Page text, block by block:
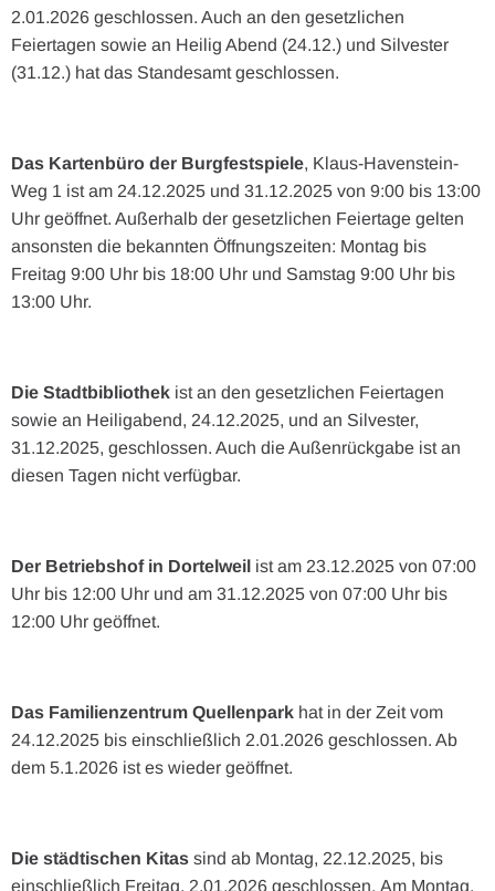
2.01.2026 geschlossen. Auch an den gesetzlichen
Feiertagen sowie an Heilig Abend (24.12.) und Silvester
(31.12.) hat das Standesamt geschlossen.
Das Kartenbüro der Burgfestspiele, Klaus-Havenstein-
Weg 1 ist am 24.12.2025 und 31.12.2025 von 9:00 bis 13:00
Uhr geöffnet. Außerhalb der gesetzlichen Feiertage gelten
ansonsten die bekannten Öffnungszeiten: Montag bis
Freitag 9:00 Uhr bis 18:00 Uhr und Samstag 9:00 Uhr bis
13:00 Uhr.
Die Stadtbibliothek ist an den gesetzlichen Feiertagen
sowie an Heiligabend, 24.12.2025, und an Silvester,
31.12.2025, geschlossen. Auch die Außenrückgabe ist an
diesen Tagen nicht verfügbar.
Der Betriebshof in Dortelweil ist am 23.12.2025 von 07:00
Uhr bis 12:00 Uhr und am 31.12.2025 von 07:00 Uhr bis
12:00 Uhr geöffnet.
Das Familienzentrum Quellenpark hat in der Zeit vom
24.12.2025 bis einschließlich 2.01.2026 geschlossen. Ab
dem 5.1.2026 ist es wieder geöffnet.
Die städtischen Kitas sind ab Montag, 22.12.2025, bis
einschließlich Freitag, 2.01.2026 geschlossen. Am Montag,